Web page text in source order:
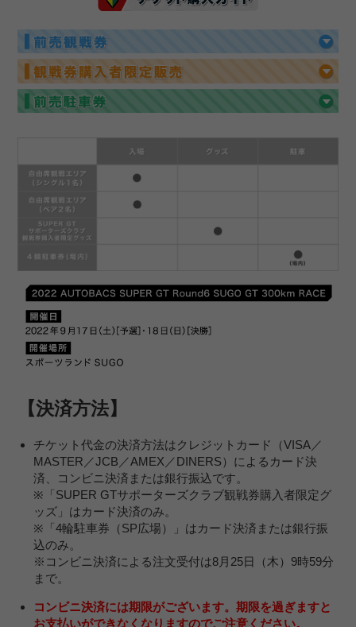
【決済方法】
チケット代金の決済方法はクレジットカード（VISA／
MASTER／JCB／AMEX／DINERS）によるカード決
済、コンビニ決済または銀行振込です。
※「SUPER GTサポーターズクラブ観戦券購入者限定グ
ッズ」はカード決済のみ。
※「4輪駐車券（SP広場）」はカード決済または銀行振
込のみ。
※コンビニ決済による注文受付は8月25日（木）9時59分
まで。
コ ンビニ決済には期限がございます。期限を過ぎますと
お支払いができなくなりますのでご注意ください。